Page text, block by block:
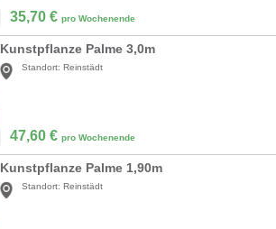
35,70 € pro Wochenende
Kunstpflanze Palme 3,0m
Standort: Reinstädt
47,60 € pro Wochenende
Kunstpflanze Palme 1,90m
Standort: Reinstädt